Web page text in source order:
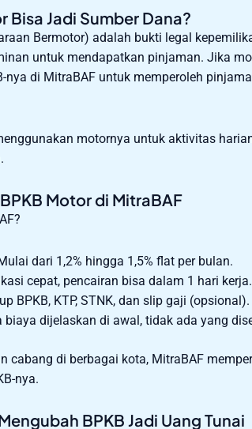
Bisa Jadi Sumber Dana?
Bermotor) adalah bukti legal
untuk mendapatkan pinjaman. Jika
nya di MitraBAF untuk memperoleh
motornya untuk aktivitas
Motor di MitraBAF
dari 1,2% hingga 1,5% flat per bulan.
cepat, pencairan bisa dalam 1 hari kerja.
BPKB, KTP, STNK, dan slip gaji (opsional).
biaya dijelaskan di awal, tidak ada yang
cabang di berbagai kota, MitraBAF
nya.
BPKB Jadi Uang Tunai